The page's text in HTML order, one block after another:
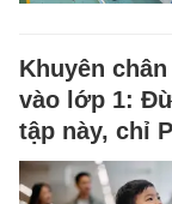
Khuyên
vào lớp 1:
tập này, chỉ